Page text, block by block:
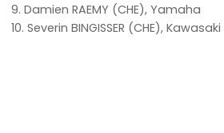
9. Damien RAEMY (CHE), Yamaha
10. Severin BINGISSER (CHE), Kawasaki